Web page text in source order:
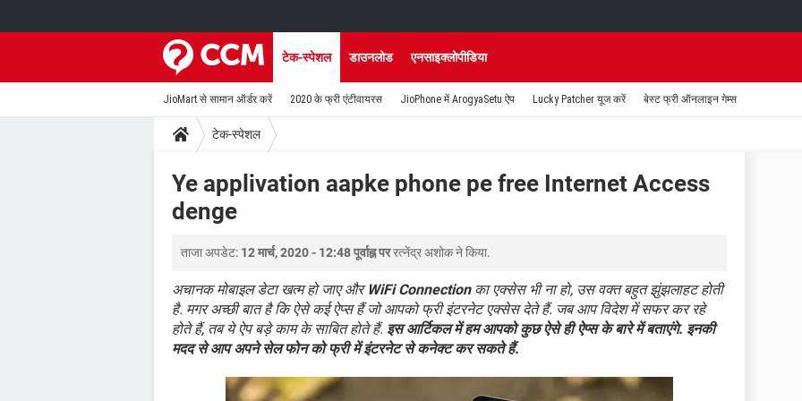
टेक-स्पेशल डाउनलोड एनसाइक्लोपीडिया
JioMart से सामान ऑर्डर करें 2020 के फ्री एंटीवायरस JioPhone में ArogyaSetu ऐप Lucky Patcher यूज करें बेस्ट फ्री ऑनलाइन गेम्स
टेक-स्पेशल
Ye applivation aapke phone pe free Internet Access
denge
ताजा अपडेट: 12 मार्च, 2020 - 12:48 पूर्वाह्न पररत्नेंद्र अशोकने किया.
अचानक मोबाइल डेटा खत्म हो जाए औरWiFi Connectionका एक्सेस भी ना हो, उस वक्त बहुत झुंझलाहट होती
है. मगर अच्छी बात है कि ऐसे कई ऐप्स हैं जो आपको फ्री इंटरनेट एक्सेस देते हैं. जब आप विदेश में सफर कर रहे
होते हैं, तब ये ऐप बड़े काम के साबित होते हैं. इस आर्टिकल में हम आपको कुछ ऐसे ही ऐप्स के बारे में बताएंगे. इनकी
मदद से आप अपने सेल फोन को फ्री में इंटरनेट से कनेक्ट कर सकते हैं.